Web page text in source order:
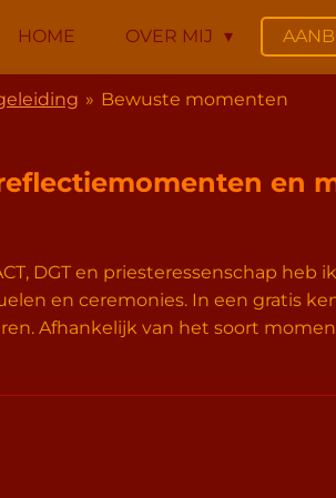
HOME OVER MIJ
» Bewuste momenten
en
DGT en priesteressenschap
en ceremonies. In een gratis
Afhankelijk van het soort